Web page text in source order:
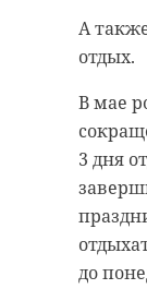
А
отдых.
В мае
3 дня
до
регион
Труда.
Во всех
ранее